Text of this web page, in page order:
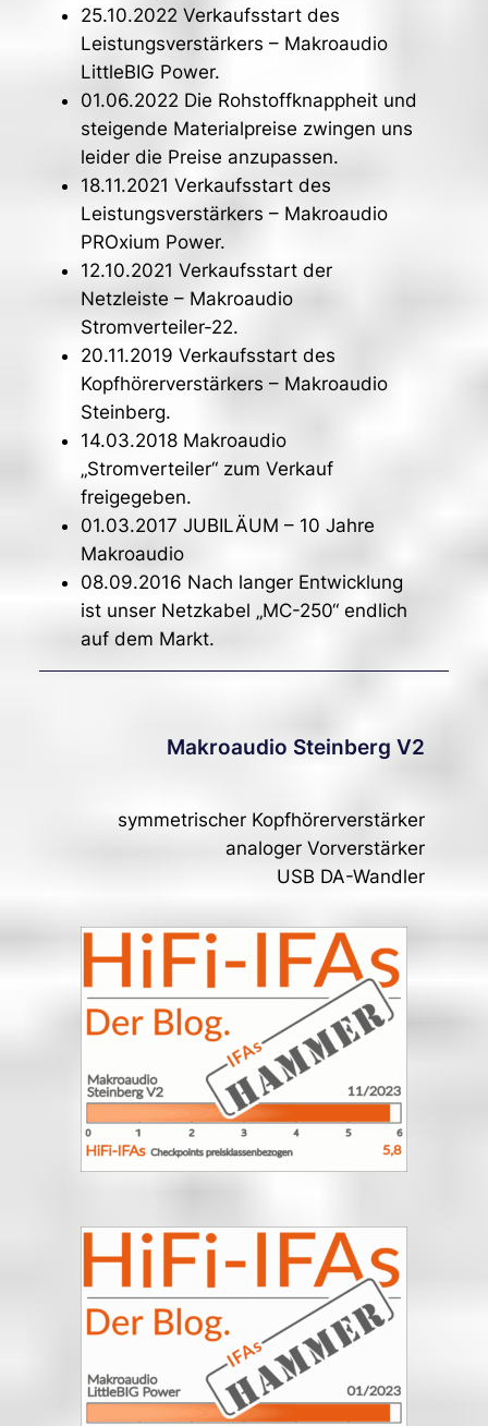
25.10.2022 Verkaufsstart des
Leistungsverstärkers – Makroaudio
LittleBIG Power.
01.06.2022 Die Rohstoffknappheit und
steigende Materialpreise zwingen uns
leider die Preise anzupassen.
18.11.2021 Verkaufsstart des
Leistungsverstärkers – Makroaudio
PROxium Power.
12.10.2021 Verkaufsstart der
Netzleiste – Makroaudio
Stromverteiler-22.
20.11.2019 Verkaufsstart des
Kopfhörerverstärkers – Makroaudio
Steinberg.
14.03.2018 Makroaudio
„Stromverteiler“ zum Verkauf
freigegeben.
01.03.2017 JUBILÄUM – 10 Jahre
Makroaudio
08.09.2016 Nach langer Entwicklung
ist unser Netzkabel „MC-250“ endlich
auf dem Markt.
Makroaudio Steinberg V2
symmetrischer Kopfhörerverstärker
analoger Vorverstärker
USB DA-Wandler